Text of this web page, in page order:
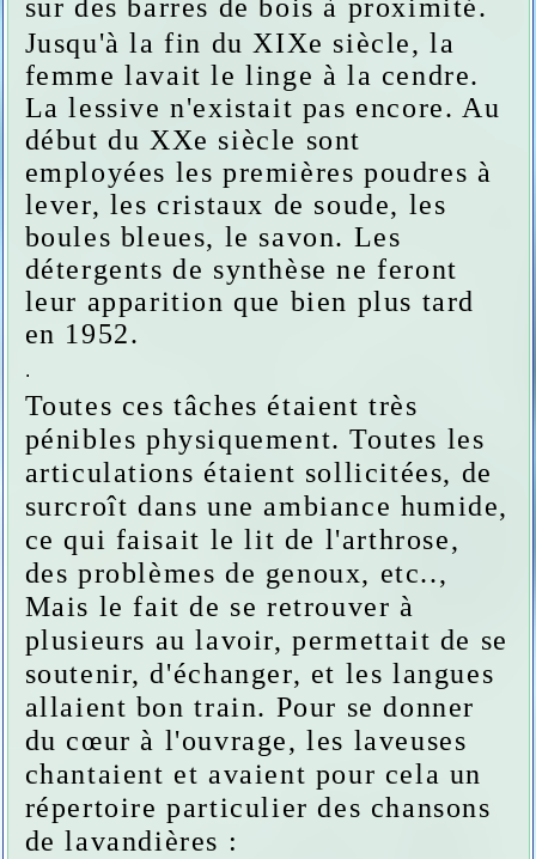
sur des barres de bois à proximité.
Jusqu'à la fin du XIXe siècle, la
femme lavait le linge à la cendre.
La lessive n'existait pas encore. Au
début du XXe siècle sont
employées les premières poudres à
lever, les cristaux de soude, les
boules bleues, le savon. Les
détergents de synthèse ne feront
leur apparition que bien plus tard
en 1952.
.
Toutes ces tâches étaient très
pénibles physiquement. Toutes les
articulations étaient sollicitées, de
surcroît dans une ambiance humide,
ce qui faisait le lit de l'arthrose,
des problèmes de genoux, etc..,
Mais le fait de se retrouver à
plusieurs au lavoir, permettait de se
soutenir, d'échanger, et les langues
allaient bon train. Pour se donner
du cœur à l'ouvrage, les laveuses
chantaient et avaient pour cela un
répertoire particulier des chansons
de lavandières :